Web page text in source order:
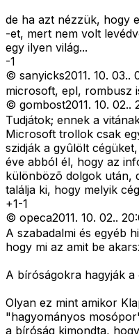
de ha azt nézzük, hogy
-et, mert nem volt
egy ilyen világ...
-1
© sanyicks2011. 10. 03..
microsoft, epl, rombusz
© gombost2011. 10. 02..
Tudjátok; ennek a
Microsoft trollok csak
szidják a gyûlölt
éve abból él, hogy az
különbözõ dolgok után,
találja ki, hogy melyik
+1-1
© opeca2011. 10. 02..
A szabadalmi és egyéb
hogy mi az amit be
A bíróságokra hagyják a
Olyan ez mint amikor
"hagyományos
a bíróság kimondta,